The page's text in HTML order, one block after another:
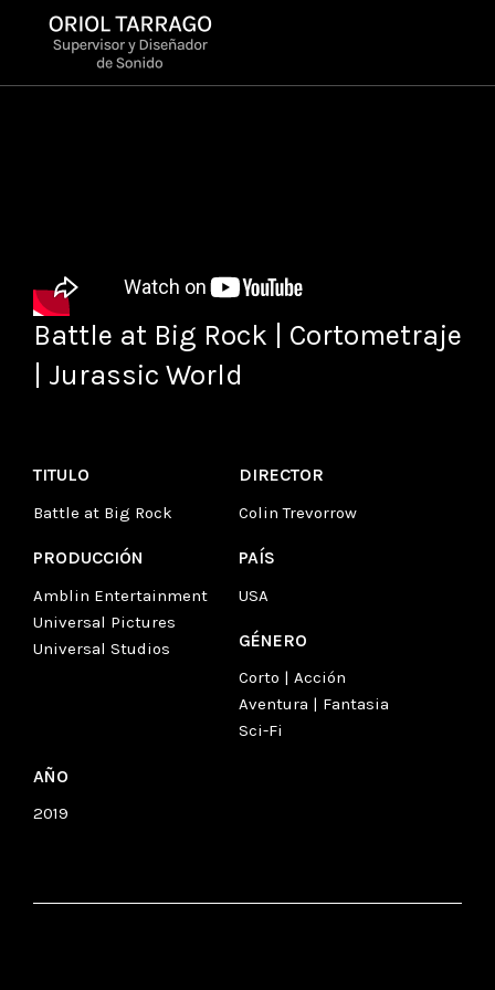
Battle at Big Rock | Cortometraje
| Jurassic World
TITULO
Battle at Big Rock
DIRECTOR
Colin Trevorrow
PRODUCCIÓN
Amblin Entertainment
Universal Pictures
Universal Studios
PAÍS
USA
GÉNERO
Corto | Acción
Aventura | Fantasia
Sci-Fi
AÑO
2019